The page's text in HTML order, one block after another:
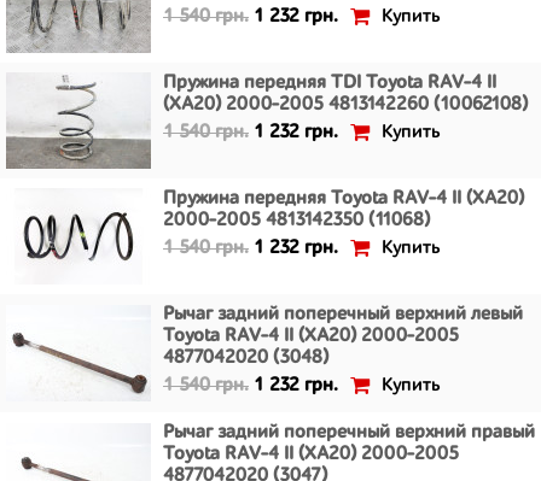
1 540 грн. 1 232 грн. Купить
Пружина передняя TDI Toyota RAV-4 II
(XA20) 2000-2005 4813142260 (10062108)
1 540 грн. 1 232 грн. Купить
Пружина передняя Toyota RAV-4 II (XA20)
2000-2005 4813142350 (11068)
1 540 грн. 1 232 грн. Купить
Рычаг задний поперечный верхний левый
Toyota RAV-4 II (XA20) 2000-2005
4877042020 (3048)
1 540 грн. 1 232 грн. Купить
Рычаг задний поперечный верхний правый
Toyota RAV-4 II (XA20) 2000-2005
4877042020 (3047)